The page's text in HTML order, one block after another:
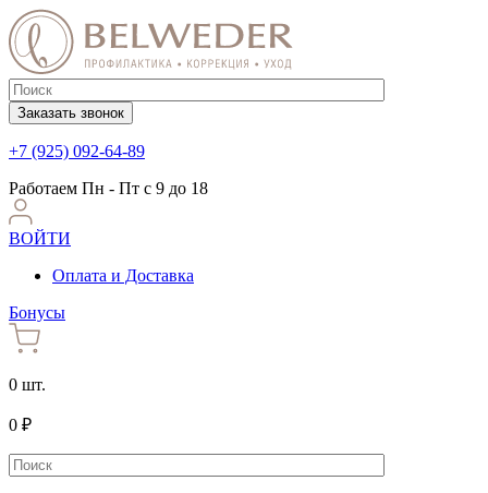
Заказать звонок
+7 (925) 092-64-89
Работаем Пн - Пт с 9 до 18
ВОЙТИ
Оплата и Доставка
Бонусы
0 шт.
0 ₽